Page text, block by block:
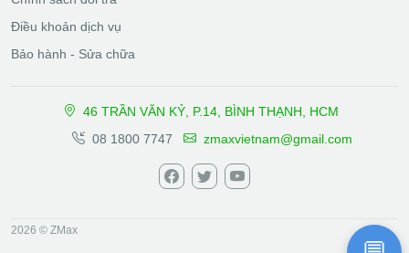
Điều khoản dịch vụ
Bảo hành - Sửa chữa
46 TRẦN VĂN KỶ, P.14, BÌNH THẠNH, HCM
08 1800 7747
zmaxvietnam@gmail.com
2026 © ZMax